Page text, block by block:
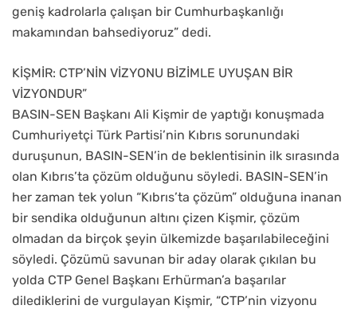
geniş kadrolarla çalışan bir Cumhurbaşkanlığı
makamından bahsediyoruz” dedi.
KİŞMİR: CTP’NİN VİZYONU BİZİMLE UYUŞAN BİR
VİZYONDUR”
BASIN-SEN Başkanı Ali Kişmir de yaptığı konuşmada
Cumhuriyetçi Türk Partisi’nin Kıbrıs sorunundaki
duruşunun, BASIN-SEN’in de beklentisinin ilk sırasında
olan Kıbrıs’ta çözüm olduğunu söyledi. BASIN-SEN’in
her zaman tek yolun “Kıbrıs’ta çözüm” olduğuna inanan
bir sendika olduğunun altını çizen Kişmir, çözüm
olmadan da birçok şeyin ülkemizde başarılabileceğini
söyledi. Çözümü savunan bir aday olarak çıkılan bu
yolda CTP Genel Başkanı Erhürman’a başarılar
dilediklerini de vurgulayan Kişmir, “CTP’nin vizyonu